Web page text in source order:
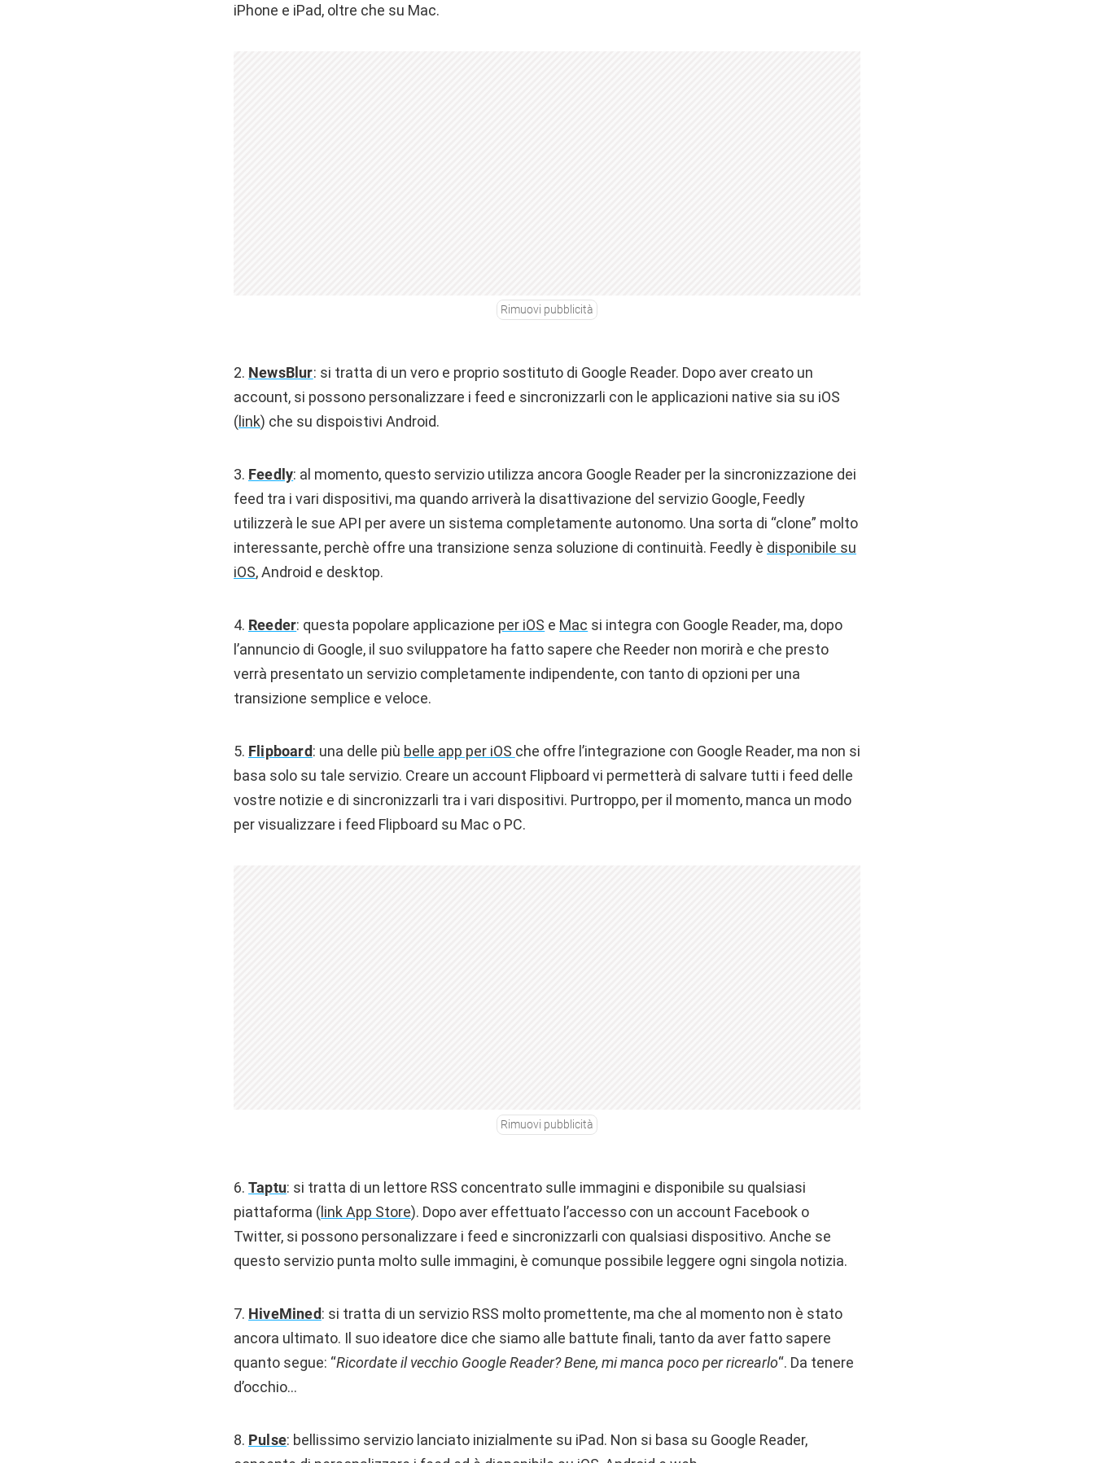
iPhone e iPad, oltre che su Mac.
Rimuovi pubblicità
2. NewsBlur: si tratta di un vero e proprio sostituto di Google Reader. Dopo aver creato un
account, si possono personalizzare i feed e sincronizzarli con le applicazioni native sia su iOS
( link) che su dispoistivi Android.
3. Feedly: al momento, questo servizio utilizza ancora Google Reader per la sincronizzazione dei
feed tra i vari dispositivi, ma quando arriverà la disattivazione del servizio Google, Feedly
utilizzerà le sue API per avere un sistema completamente autonomo. Una sorta di “clone” molto
interessante, perchè offre una transizione senza soluzione di continuità. Feedly è disponibile su
iOS, Android e desktop.
4. Reeder: questa popolare applicazione per iOS e Mac si integra con Google Reader, ma, dopo
l’annuncio di Google, il suo sviluppatore ha fatto sapere che Reeder non morirà e che presto
verrà presentato un servizio completamente indipendente, con tanto di opzioni per una
transizione semplice e veloce.
5. Flipboard: una delle più belle app per iOS che offre l’integrazione con Google Reader, ma non si
basa solo su tale servizio. Creare un account Flipboard vi permetterà di salvare tutti i feed delle
vostre notizie e di sincronizzarli tra i vari dispositivi. Purtroppo, per il momento, manca un modo
per visualizzare i feed Flipboard su Mac o PC.
Rimuovi pubblicità
6. Taptu: si tratta di un lettore RSS concentrato sulle immagini e disponibile su qualsiasi
piattaforma (link App Store). Dopo aver effettuato l’accesso con un account Facebook o
Twitter, si possono personalizzare i feed e sincronizzarli con qualsiasi dispositivo. Anche se
questo servizio punta molto sulle immagini, è comunque possibile leggere ogni singola notizia.
7. HiveMined: si tratta di un servizio RSS molto promettente, ma che al momento non è stato
ancora ultimato. Il suo ideatore dice che siamo alle battute finali, tanto da aver fatto sapere
quanto segue: “Ricordate il vecchio Google Reader? Bene, mi manca poco per ricrearlo“. Da tenere
d’occhio…
8. Pulse: bellissimo servizio lanciato inizialmente su iPad. Non si basa su Google Reader,